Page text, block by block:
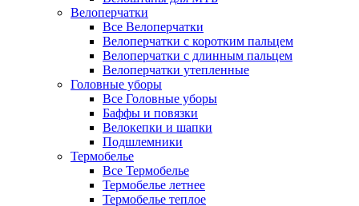
Велоперчатки
Все Велоперчатки
Велоперчатки с коротким пальцем
Велоперчатки с длинным пальцем
Велоперчатки утепленные
Головные уборы
Все Головные уборы
Баффы и повязки
Велокепки и шапки
Подшлемники
Термобелье
Все Термобелье
Термобелье летнее
Термобелье теплое